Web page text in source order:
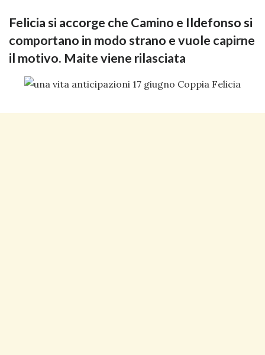
Felicia si accorge che Camino e Ildefonso si
comportano in modo strano e vuole capirne
il motivo. Maite viene rilasciata